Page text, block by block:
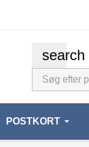
search
POSTKORT